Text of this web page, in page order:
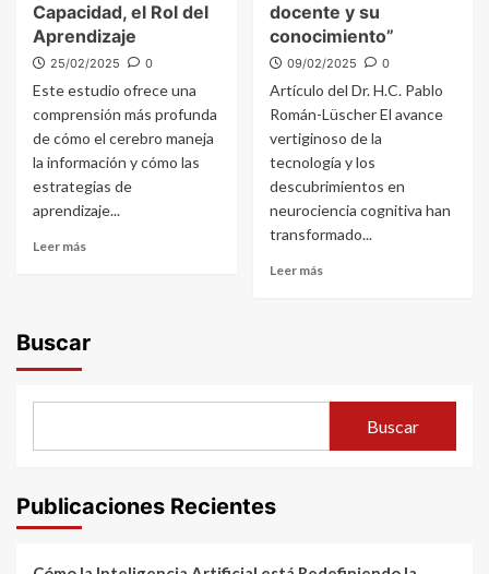
Capacidad, el Rol del
Aprendizaje
25/02/2025 0
Este estudio ofrece una
comprensión más profunda
de cómo el cerebro maneja
la información y cómo las
estrategias de
aprendizaje...
Leer más
docente y su
conocimiento”
09/02/2025 0
Artículo del Dr. H.C. Pablo
Román-Lüscher El avance
vertiginoso de la
tecnología y los
descubrimientos en
neurociencia cognitiva han
transformado...
Leer más
Buscar
Buscar
Publicaciones Recientes